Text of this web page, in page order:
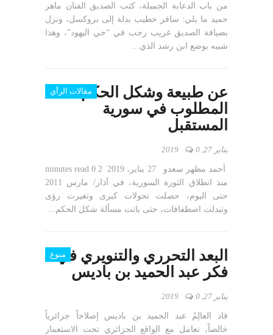
من باب الدعابة الجميلة، كتب الصديق الفنان ماهر
حميد ما يلي: سافر خطيب بدلة إلى بروكسل، ونزل
بضيافة الصديق غريب رجب في “حي اليهود”، وهذا
شبيه بوضع ابن رشد الذي…
مقالات الرأيعن طبيعة وشكل الحكم
المطلوب في سورية
المستقبل
يناير 27, 2019 0
أحمد مظهر سعدو 27 يناير، 2019 0 2 minutes read
منذ انطلاق الثورة السورية، في آذار/ مارس 2011
حتى اليوم، حصلت تحولات كبرى وتغيرت رؤى
وتبدلت اصطفافات، حتى باتت مسألة شكل الحكم…
منوعالبعد التحرري والتنويري في
فكر عبد الحميد بن باديس
يناير 27, 2019 0
قاد العالِمُ عبد الحميد بن باديس إصلاحاً جزائرياً
خالصاً، تعامل مع الواقع الجزائري تحت الاستعمار